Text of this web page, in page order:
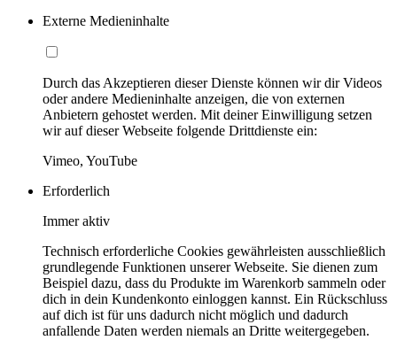
Externe Medieninhalte
Durch das Akzeptieren dieser Dienste können wir dir Videos
oder andere Medieninhalte anzeigen, die von externen
Anbietern gehostet werden. Mit deiner Einwilligung setzen
wir auf dieser Webseite folgende Drittdienste ein:
Vimeo, YouTube
Erforderlich
Immer aktiv
Technisch erforderliche Cookies gewährleisten ausschließlich
grundlegende Funktionen unserer Webseite. Sie dienen zum
Beispiel dazu, dass du Produkte im Warenkorb sammeln oder
dich in dein Kundenkonto einloggen kannst. Ein Rückschluss
auf dich ist für uns dadurch nicht möglich und dadurch
anfallende Daten werden niemals an Dritte weitergegeben.